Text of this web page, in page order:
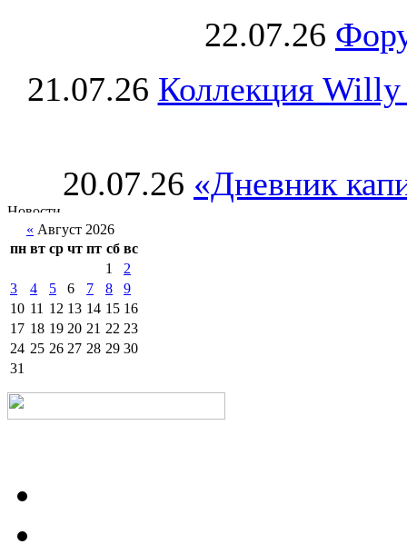
22.07.26
21.07.26 Коллекция Willy
20.07.26 «Дневник
« Август 2026
пн вт ср чт пт сб вс
1
2
3
4 5 6 7 8
9
10 11 12 13 14 15 16
17 18 19 20 21 22 23
24 25 26 27 28 29 30
31